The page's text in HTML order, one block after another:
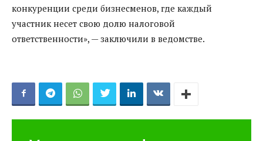
конкуренции среди бизнесменов, где каждый
участник несет свою долю налоговой
ответственности», — заключили в ведомстве.